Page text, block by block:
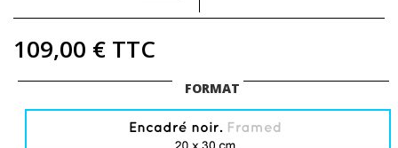
109,00 € TTC
FORMAT